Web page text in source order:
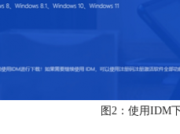
图2：使用IDM